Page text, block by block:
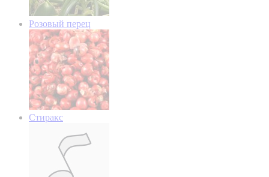
Розовый перец
Стиракс